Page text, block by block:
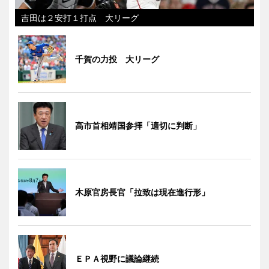
吉田は２安打１打点 大リーグ
千賀の力投 大リーグ
高市首相靖国参拝「適切に判断」
木原官房長官「拉致は現在進行形」
ＥＰＡ視野に議論継続